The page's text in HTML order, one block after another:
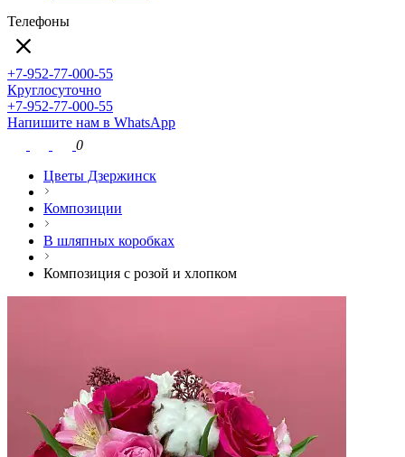
Телефоны
+7-952-77-000-55
Круглосуточно
+7-952-77-000-55
Напишите нам в WhatsApp
0
Цветы Дзержинск
Композиции
В шляпных коробках
Композиция с розой и хлопком